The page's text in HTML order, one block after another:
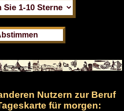
Nutzern zur Beruf
für morgen: